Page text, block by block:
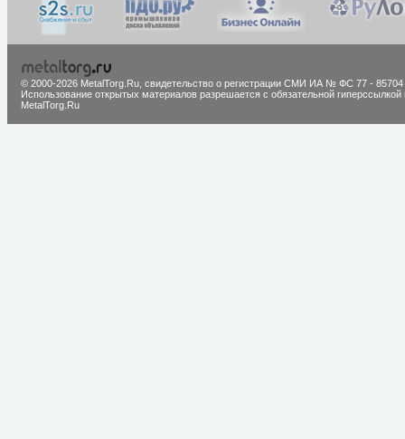
© 2000-2026 MetalTorg.Ru, cвидетельство о регистрации СМИ ИА № ФС 77 - 85704
Использование открытых материалов разрешается с обязательной гиперссылкой
MetalTorg.Ru